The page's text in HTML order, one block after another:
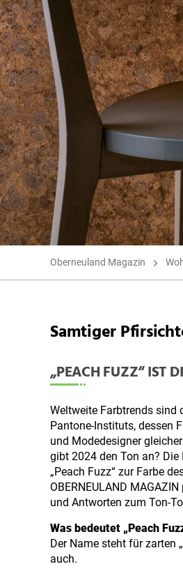
Oberneuland Magazin
Samtiger
„PEACH FUZZ“ IST
Weltweite Farbtrends sind
Pantone-Instituts, dessen
und Modedesigner
gibt 2024 den Ton an?
„Peach Fuzz“ zur Farbe
OBERNEULAND
und Antworten zum Ton-
Was bedeutet „Peach
Der Name steht für zarten
auch.